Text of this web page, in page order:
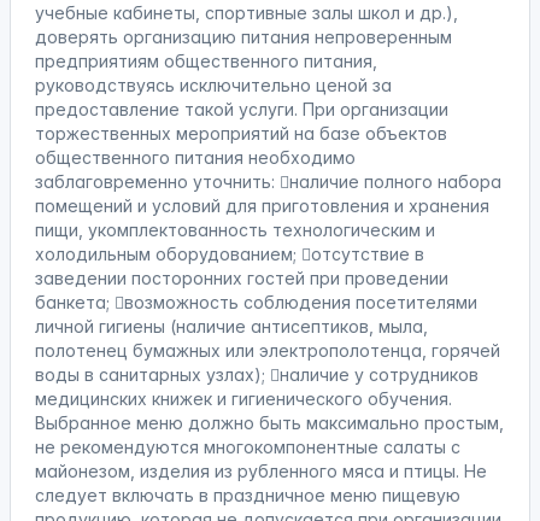
учебные кабинеты, спортивные залы школ и др.),
доверять организацию питания непроверенным
предприятиям общественного питания,
руководствуясь исключительно ценой за
предоставление такой услуги. При организации
торжественных мероприятий на базе объектов
общественного питания необходимо
заблаговременно уточнить: наличие полного набора
помещений и условий для приготовления и хранения
пищи, укомплектованность технологическим и
холодильным оборудованием; отсутствие в
заведении посторонних гостей при проведении
банкета; возможность соблюдения посетителями
личной гигиены (наличие антисептиков, мыла,
полотенец бумажных или электрополотенца, горячей
воды в санитарных узлах); наличие у сотрудников
медицинских книжек и гигиенического обучения.
Выбранное меню должно быть максимально простым,
не рекомендуются многокомпонентные салаты с
майонезом, изделия из рубленного мяса и птицы. Не
следует включать в праздничное меню пищевую